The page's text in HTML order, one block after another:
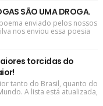
SÃO UMA DROGA.
enviado pelos nossos
nos enviou essa poesia
torcidas do
tanto do Brasil, quanto do
A lista está atualizada,